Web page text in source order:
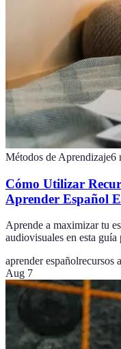
Métodos de Aprendizaje6
Cómo Utilizar
Aprender Español
Aprende a maximizar tu
audiovisuales en esta
aprender españolrecursos
Aug 7